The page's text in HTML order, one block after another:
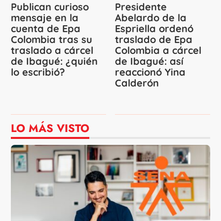
Publican curioso
mensaje en la
cuenta de Epa
Colombia tras su
traslado a cárcel
de Ibagué: ¿quién
lo escribió?
Presidente
Abelardo de la
Espriella ordenó
traslado de Epa
Colombia a cárcel
de Ibagué: así
reaccionó Yina
Calderón
LO MÁS VISTO